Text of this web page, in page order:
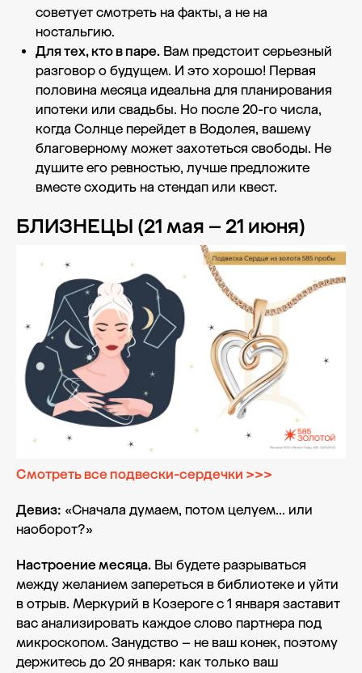
советует смотреть на факты, а не на
ностальгию.
Для тех, кто в паре. Вам предстоит серьезный
разговор о будущем. И это хорошо! Первая
половина месяца идеальна для планирования
ипотеки или свадьбы. Но после 20-го числа,
когда Солнце перейдет в Водолея, вашему
благоверному может захотеться свободы. Не
душите его ревностью, лучше предложите
вместе сходить на стендап или квест.
БЛИЗНЕЦЫ (21 мая – 21 июня)
Смотреть все подвески-сердечки >>>
Девиз: «Сначала думаем, потом целуем... или
наоборот?»
Настроение месяца. Вы будете разрываться
между желанием запереться в библиотеке и уйти
в отрыв. Меркурий в Козероге с 1 января заставит
вас анализировать каждое слово партнера под
микроскопом. Занудство – не ваш конек, поэтому
держитесь до 20 января: как только ваш